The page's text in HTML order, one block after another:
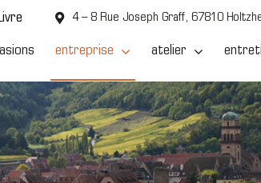
4 – 8 Rue Joseph Graff, 67810
entreprise atelier